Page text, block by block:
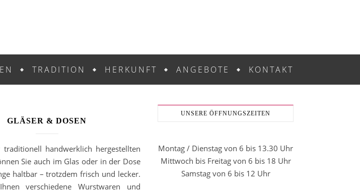
TRADITION HERKUNFT ANGEBOTE KONTAKT
GLÄSER & DOSEN
traditionell handwerklich hergestellten
Sie auch im Glas oder in der Dose
haltbar – trotzdem frisch und lecker.
verschiedene Wurstwaren und
UNSERE ÖFFNUNGSZEITEN
Montag / Dienstag von 6 bis 13.30 Uhr
Mittwoch bis Freitag von 6 bis 18 Uhr
Samstag von 6 bis 12 Uhr